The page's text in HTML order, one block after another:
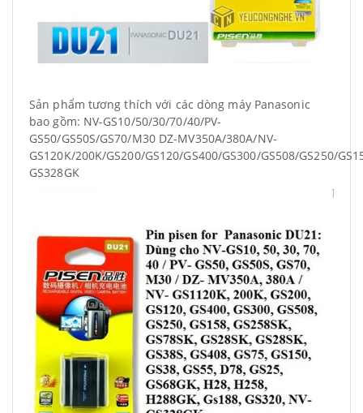
Sản phẩm tương thích với các dòng máy Panasonic
bao gồm: NV-GS10/50/30/70/40/PV-
GS50/GS50S/GS70/M30 DZ-MV350A/380A/NV-
GS120K/200K/GS200/GS120/GS400/GS300/GS508/GS250/
GS328GK